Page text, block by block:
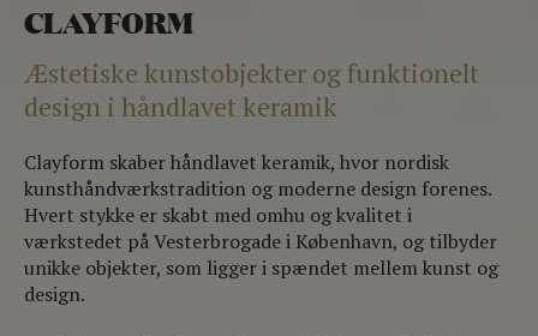
CLAYFORM
Æstetiske kunstobjekter og funktionelt
design i håndlavet keramik
Clayform skaber håndlavet keramik, hvor nordisk
kunsthåndværkstradition og moderne design forenes.
Hvert stykke er skabt med omhu og kvalitet i
værkstedet på Vesterbrogade i København, og tilbyder
unikke objekter, som ligger i spændet mellem kunst og
design.